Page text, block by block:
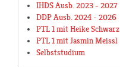
IHDS Ausb. 2023 - 2027
DDP Ausb. 2024 - 2026
PTL 1 mit Heike Schwarz
PTL 1 mit Jasmin Meissl
Selbststudium